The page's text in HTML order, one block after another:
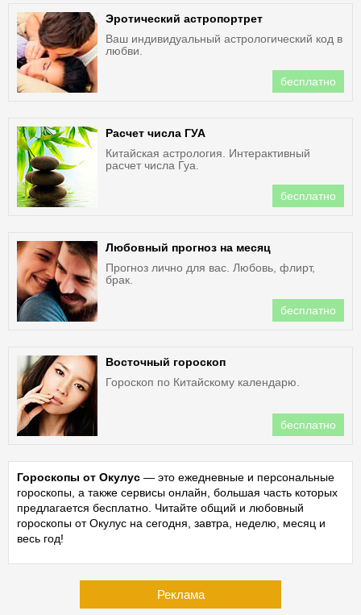
Эротический астропортрет
Ваш индивидуальный астрологический код в
любви.
бесплатно
Расчет числа ГУА
Китайская астрология. Интерактивный
расчет числа Гуа.
бесплатно
Любовный прогноз на месяц
Прогноз лично для вас. Любовь, флирт,
брак.
бесплатно
Восточный гороскоп
Гороскоп по Китайскому календарю.
бесплатно
Гороскопы от Окулус — это ежедневные и персональные
гороскопы, а также сервисы онлайн, большая часть которых
предлагается бесплатно. Читайте общий и любовный
гороскопы от Окулус на сегодня, завтра, неделю, месяц и
весь год!
Реклама